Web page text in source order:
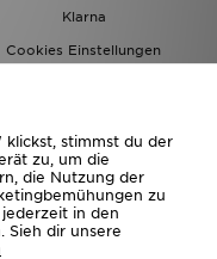
Klarna
Cookies Einstellungen
stimmst du der
zu, um die
die Nutzung der
zu
in den
Sieh dir unsere